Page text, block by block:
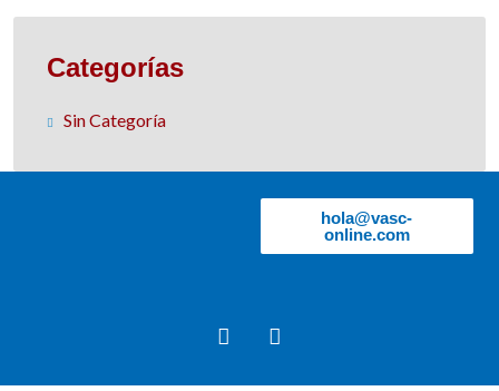
Categorías
Sin Categoría
hola@vasc-
online.com